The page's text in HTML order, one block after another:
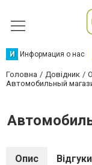
И Информация о нас
Головна Довідник
Автомобильный
Опис Відгуки